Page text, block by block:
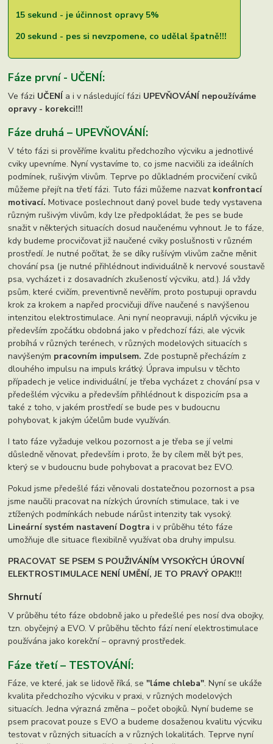
15 sekund - je účinnost opravy 5%
20 sekund - pes si nevzpomene, co udělal špatně!!!
Fáze první - UČENÍ:
Ve fázi UČENÍ a i v následující fázi UPEVŇOVÁNÍ nepoužíváme
opravy - korekci!!!
Fáze druhá – UPEVŇOVÁNÍ:
V této fázi si prověříme kvalitu předchozího výcviku a jednotlivé
cviky upevníme. Nyní vystavíme to, co jsme nacvičili za ideálních
podmínek, rušivým vlivům. Teprve po důkladném procvičení cviků
můžeme přejít na třetí fázi. Tuto fázi můžeme nazvat konfrontací
motivací.Motivace poslechnout daný povel bude tedy vystavena
různým rušivým vlivům, kdy lze předpokládat, že pes se bude
snažit v některých situacích dosud naučenému vyhnout. Je to fáze,
kdy budeme procvičovat již naučené cviky poslušnosti v různém
prostředí. Je nutné počítat, že se díky rušívým vlivům začne měnit
chování psa (je nutné přihlédnout individuálně k nervové soustavě
psa, vycházet i z dosavadních zkušeností výcviku, atd.). Já vždy
psům, které cvičím, preventivně nevěřím, proto postupuji opravdu
krok za krokem a napřed procvičuji dříve naučené s navýšenou
intenzitou elektrostimulace. Ani nyní neopravuji, náplň výcviku je
především zpočátku obdobná jako v předchozí fázi, ale výcvik
probíhá v různých terénech, v různých modelových situacích s
navýšeným pracovním impulsem. Zde postupně přecházím z
dlouhého impulsu na impuls krátký. Úprava impulsu v těchto
případech je velice individuální, je třeba vycházet z chování psa v
předešlém výcviku a především přihlédnout k dispozicím psa a
také z toho, v jakém prostředí se bude pes v budoucnu
pohybovat, k jakým účelům bude využíván.
I tato fáze vyžaduje velkou pozornost a je třeba se jí velmi
důsledně věnovat, především i proto, že by cílem měl být pes,
který se v budoucnu bude pohybovat a pracovat bez EVO.
Pokud jsme předešlé fázi věnovali dostatečnou pozornost a psa
jsme naučili pracovat na nízkých úrovních stimulace, tak i ve
ztížených podmínkách nebude nárůst intenzity tak vysoký.
Lineární systém nastavení Dogtrai v průběhu této fáze
umožňuje dle situace flexibilně využívat oba druhy impulsu.
PRACOVAT SE PSEM S POUŽIVÁNÍM VYSOKÝCH ÚROVNÍ
ELEKTROSTIMULACE NENÍ UMĚNÍ, JE TO PRAVÝ OPAK!!!
Shrnutí
V průběhu této fáze obdobně jako u předešlé pes nosí dva obojky,
tzn. obyčejný a EVO. V průběhu těchto fází není elektrostimulace
používána jako korekční – opravný prostředek.
Fáze třetí – TESTOVÁNÍ:
Fáze, ve které, jak se lidově říká, se"láme chleba". Nyní se ukáže
kvalita předchozího výcviku v praxi, v různých modelových
situacích. Jedna výrazná změna – počet obojků. Nyní budeme se
psem pracovat pouze s EVO a budeme dosaženou kvalitu výcviku
testovat v různých situacích a v různých lokalitách. Teprve nyní